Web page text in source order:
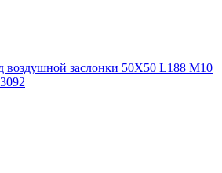
воздушной заслонки 50X50 L188 M10